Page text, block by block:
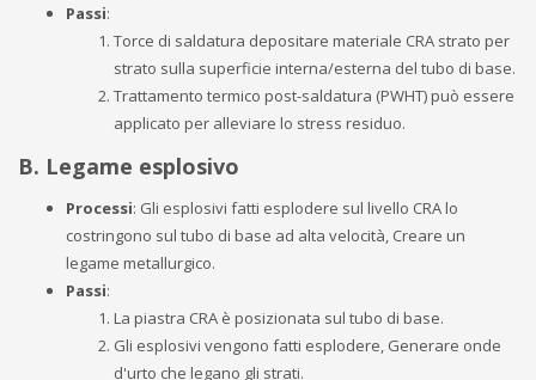
Passi:
Torce di saldatura depositare materiale CRA strato per
strato sulla superficie interna/esterna del tubo di base.
Trattamento termico post-saldatura (PWHT) può essere
applicato per alleviare lo stress residuo.
B. Legame esplosivo
Processi: Gli esplosivi fatti esplodere sul livello CRA lo
costringono sul tubo di base ad alta velocità, Creare un
legame metallurgico.
Passi:
La piastra CRA è posizionata sul tubo di base.
Gli esplosivi vengono fatti esplodere, Generare onde
d'urto che legano gli strati.